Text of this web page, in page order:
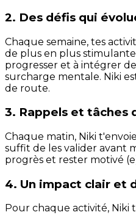
2. Des défis qui
Chaque semaine, tes
de plus en plus
progresser et à intégrer
surcharge mentale. Niki
de route.
3. Rappels et tâches
Chaque matin, Niki
suffit de les valider avant
progrès et rester motivé
4. Un impact clair et
Pour chaque activité, Niki